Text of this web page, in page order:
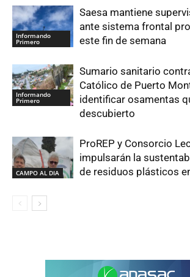
Informando
Primero
Saesa mantiene
ante sistema frontal
este fin de semana
Informando
Primero
Sumario sanitario
Católico de Puerto
identificar osamentas
descubierto
CAMPO AL DIA
ProREP y Consorcio
impulsarán la
de residuos plásticos